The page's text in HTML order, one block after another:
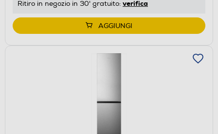
Ritiro in negozio in 30' gratuito: verifica
AGGIUNGI